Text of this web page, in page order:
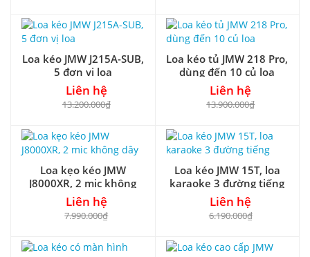
Loa kéo JMW J215A-SUB,
5 đơn vị loa
Liên hệ
13.200.000₫
Loa kéo tủ JMW 218 Pro,
dùng đến 10 củ loa
Liên hệ
13.900.000₫
Loa kẹo kéo JMW
J8000XR, 2 mic không
dây
Liên hệ
7.990.000₫
Loa kéo JMW 15T, loa
karaoke 3 đường tiếng
Liên hệ
6.190.000₫